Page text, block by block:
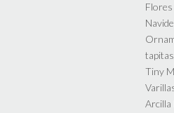
Flores
Tiny
Arcilla